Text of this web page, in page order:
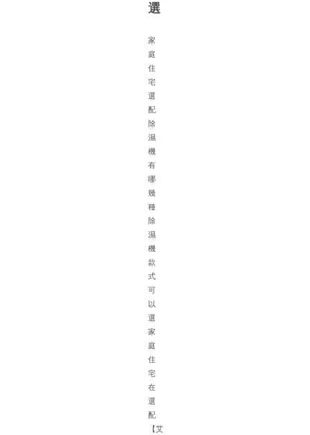
選
家
庭
住
宅
選
配
除
濕
機
有
哪
幾
種
除
濕
機
款
式
可
以
選
家
庭
住
宅
在
選
配
【艾